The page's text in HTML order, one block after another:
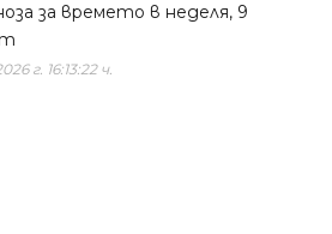
за времето в неделя, 9
г. 16:13:22 ч.